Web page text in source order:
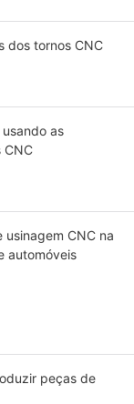
dos tornos CNC
as
CNC
CNC na
automóveis
peças de